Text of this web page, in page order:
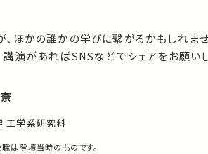
ほかの誰かの学びに繋がるかもしれませ
講演があればSNSなどでシェアをお願いし
工学系研究科
は登壇当時のものです。